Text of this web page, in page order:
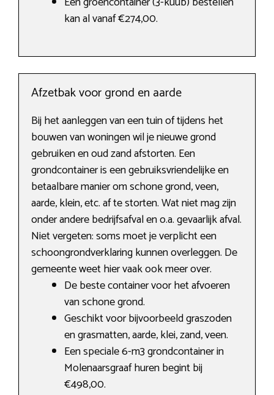
kan al vanaf €274,00.
Afzetbak voor grond en aarde
Bij het aanleggen van een tuin of tijdens het
bouwen van woningen wil je nieuwe grond
gebruiken en oud zand afstorten. Een
grondcontainer is een gebruiksvriendelijke en
betaalbare manier om schone grond, veen,
aarde, klein, etc. af te storten. Wat niet mag zijn
onder andere bedrijfsafval en o.a. gevaarlijk afval.
Niet vergeten: soms moet je verplicht een
schoongrondverklaring kunnen overleggen. De
gemeente weet hier vaak ook meer over.
De beste container voor het afvoeren
van schone grond.
Geschikt voor bijvoorbeeld graszoden
en grasmatten, aarde, klei, zand, veen.
Een speciale 6-m3 grondcontainer in
Molenaarsgraaf huren begint bij
€498,00.